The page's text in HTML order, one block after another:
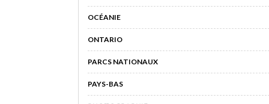
OCÉANIE
ONTARIO
PARCS NATIONAUX
PAYS-BAS